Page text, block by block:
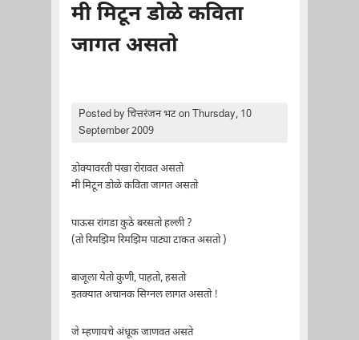
मी मिटून डोळे कविता
जागत असतो
Posted byचित्तरंजन भटon Thursday, 10
September 2009
डोक्यावरती पंखा रोरावत असतो
मी मिटून डोळे कविता जागत असतो
पाऊस रांगडा कुठे बरसतो हल्ली ?
(तो रिमझिम रिमझिम पाट्या टाकत असतो )
बाजूला येतो कुणी, पाहतो, हसतो
इतक्यात अचानक सिग्नल लागत असतो !
जे म्हणायचे अंधूक जाणवत असते